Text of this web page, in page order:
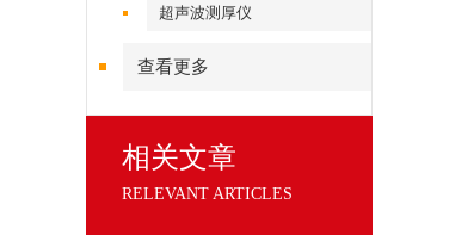
超声波测厚仪
查看更多
相关文章
RELEVANT ARTICLES